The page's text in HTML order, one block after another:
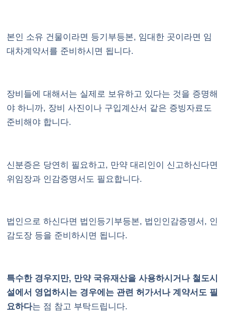
본인 소유 건물이라면 등기부등본, 임대한 곳이라면 임
대차계약서를 준비하시면 됩니다.
장비들에 대해서는 실제로 보유하고 있다는 것을 증명해
야 하니까, 장비 사진이나 구입계산서 같은 증빙자료도
준비해야 합니다.
신분증은 당연히 필요하고, 만약 대리인이 신고하신다면
위임장과 인감증명서도 필요합니다.
법인으로 하신다면 법인등기부등본, 법인인감증명서, 인
감도장 등을 준비하시면 됩니다.
특수한 경우지만, 만약 국유재산을 사용하시거나 철도시
설에서 영업하시는 경우에는 관련 허가서나 계약서도 필
요하다는 점 참고 부탁드립니다.